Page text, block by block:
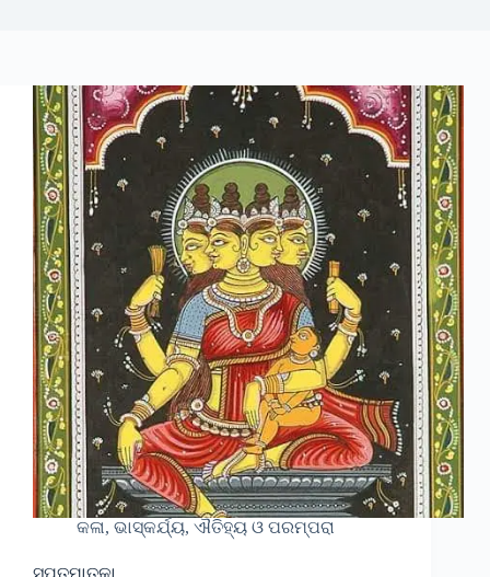
କଳା, ଭାସ୍କର୍ଯ୍ୟ, ଐତିହ୍ୟ ଓ ପରମ୍ପରା
ସପ୍ତମାତୃକା